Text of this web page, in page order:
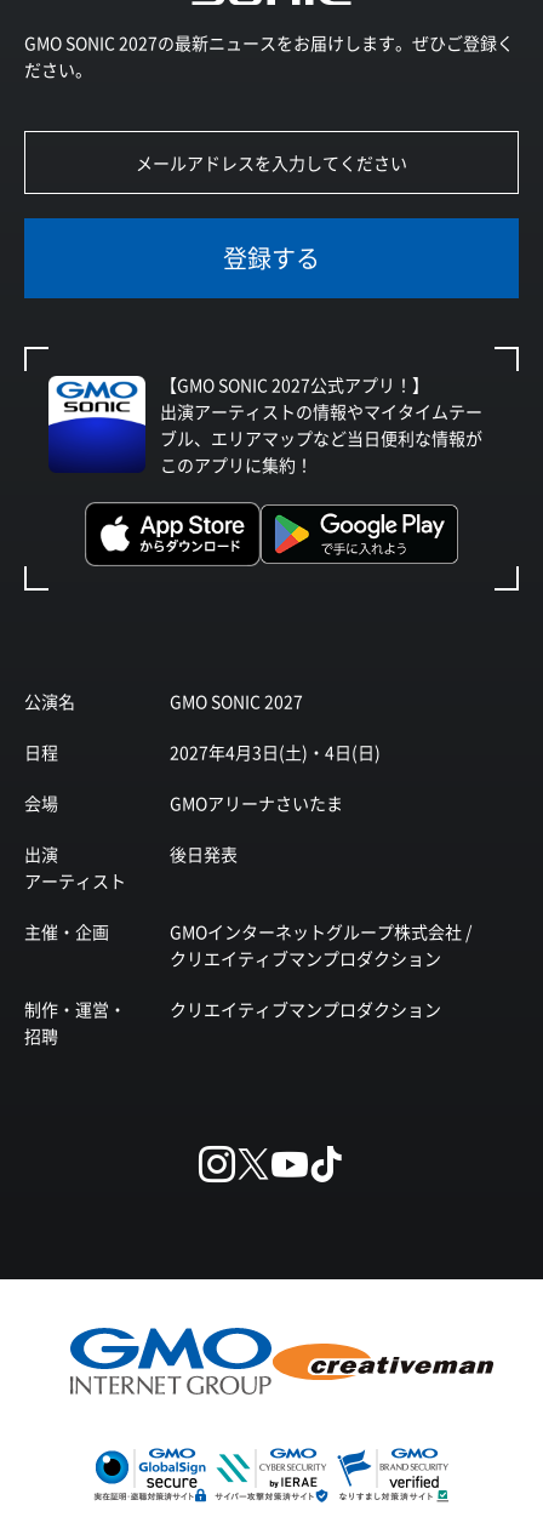
公演名 GMO SONIC 2027
日程 2027年4月3日(土)・4日(日)
会場 GMOアリーナさいたま
出演
アーティスト
後日発表
主催・企画
GMOインターネットグループ株式会社 /
クリエイティブマンプロダクション
制作・運営・
招聘
クリエイティブマンプロダクション
GMO SONIC 2027の最新ニュースをお届けします。ぜひご登録く
ださい。
登録する
【GMO SONIC 2027公式アプリ！】
出演アーティストの情報やマイタイムテー
ブル、エリアマップなど当日便利な情報が
このアプリに集約！